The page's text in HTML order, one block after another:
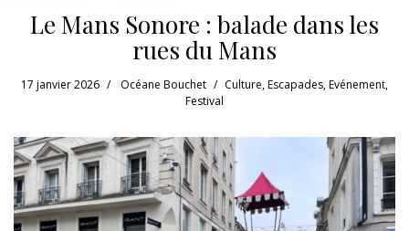
Le Mans Sonore : balade dans les
rues du Mans
17 janvier 2026 Océane Bouchet Culture,Escapades,Evénement,
Festival